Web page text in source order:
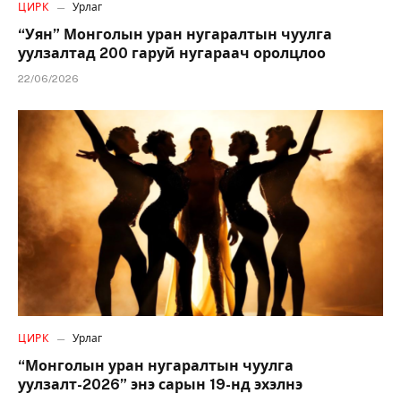
ЦИРК Урлаг
“Уян” Монголын уран нугаралтын чуулга
уулзалтад 200 гаруй нугараач оролцлоо
22/06/2026
ЦИРК Урлаг
“Монголын уран нугаралтын чуулга
уулзалт-2026” энэ сарын 19-нд эхэлнэ